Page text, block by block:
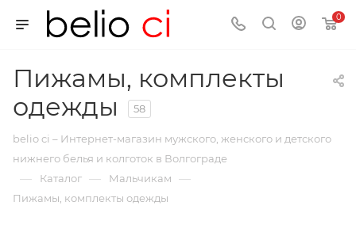
0
Пижамы, комплекты
одежды
58
belio ci – Интернет-магазин мужского, женского и детского
нижнего белья и колготок в Волгограде
— Каталог — Мальчикам —
Пижамы, комплекты одежды